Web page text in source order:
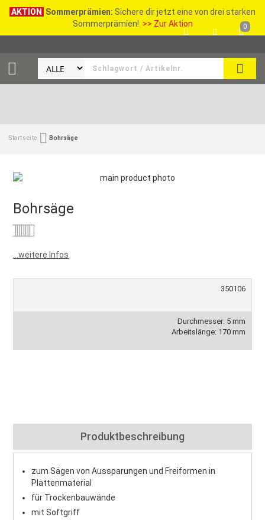
AKTION Sommerprämien: Sichere dir jetzt eine von drei starken
Sommerprämien! >> Zur Aktion 0
Startseite Bohrsäge
Bohrsäge
...weitere Infos
350106
Durchmesser: 5 mm
Arbeitslänge: 170 mm
Produktbeschreibung
zum Sägen von Aussparungen und Freiformen in
Plattenmaterial
für Trockenbauwände
mit Softgriff